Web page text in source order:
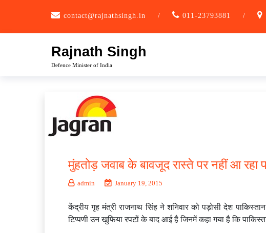
contact@rajnathsingh.in / 011-23793881 /
Rajnath Singh
Defence Minister of India
मुंहतोड़ जवाब के बावजूद रास्ते पर नहीं आ रहा
admin January 19, 2015
केंद्रीय गृह मंत्री राजनाथ सिंह ने शनिवार को पड़ोसी देश
टिप्पणी उन खुफिया रपटों के बाद आई है जिनमें कहा गया है कि